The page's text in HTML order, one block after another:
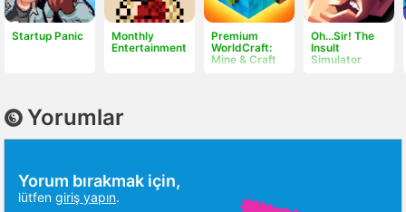
Startup Panic
Monthly
Entertainment
Premium
WorldCraft:
Mine & Craft
Oh...Sir! The
Insult
Simulator
Yorumlar
Yorum bırakmak için,
lütfen giriş yapın.